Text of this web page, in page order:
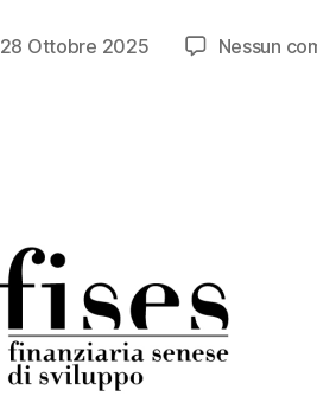
28 Ottobre 2025 Nessun